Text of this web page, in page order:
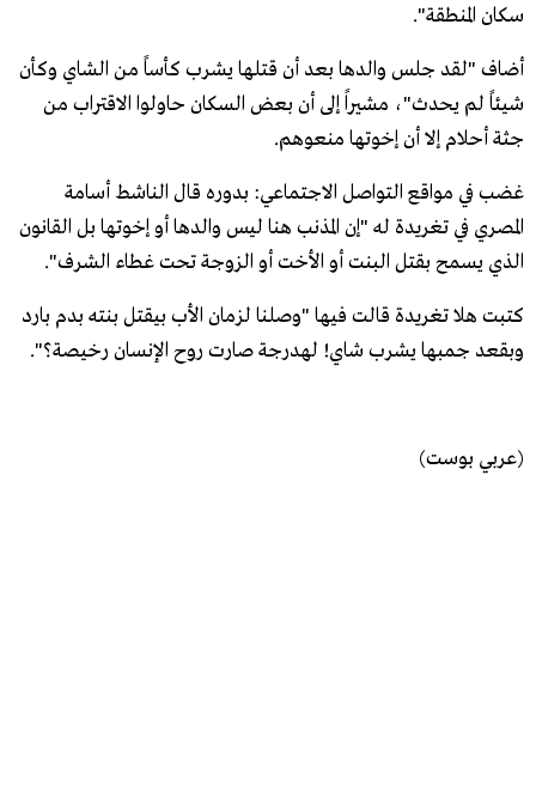
سكان المنطقة".
أضاف "لقد جلس والدها بعد أن قتلها يشرب كأساً من الشاي وكأن
شيئاً لم يحدث"، مشيراً إلى أن بعض السكان حاولوا الاقتراب من
جثة أحلام إلا أن إخوتها منعوهم.
غضب في مواقع التواصل الاجتماعي: بدوره قال الناشط أسامة
المصري في تغريدة له "إن المذنب هنا ليس والدها أو إخوتها بل القانون
الذي يسمح بقتل البنت أو الأخت أو الزوجة تحت غطاء الشرف".
كتبت هلا تغريدة قالت فيها "وصلنا لزمان الأب بيقتل بنته بدم بارد
وبقعد جمبها يشرب شاي! لهدرجة صارت روح الإنسان رخيصة؟".
(عربي بوست)